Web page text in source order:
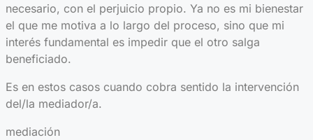
necesario, con el perjuicio propio. Ya no es mi bienestar
el que me motiva a lo largo del proceso, sino que mi
interés fundamental es impedir que el otro salga
beneficiado.
Es en estos casos cuando cobra sentido la intervención
del/la mediador/a.
mediación